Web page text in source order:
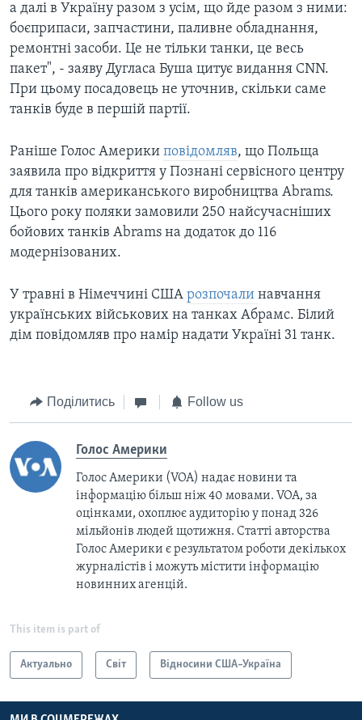
а далі в Україну разом з усім, що йде разом з ними:
боєприпаси, запчастини, паливне обладнання,
ремонтні засоби. Це не тільки танки, це весь
пакет", - заяву Дугласа Буша цитує видання CNN.
При цьому посадовець не уточнив, скільки саме
танків буде в першій партії.
Раніше Голос Америки повідомляв, що Польща
заявила про відкриття у Познані сервісного центру
для танків американського виробництва Abrams.
Цього року поляки замовили 250 найсучасніших
бойових танків Abrams на додаток до 116
модернізованих.
У травні в Німеччині США розпочали навчання
українських військових на танках Абрамс. Білий
дім повідомляв про намір надати Україні 31 танк.
Поділитись Follow us
Голос Америки
Голос Америки (VOA) надає новини та
інформацію більш ніж 40 мовами. VOA, за
оцінками, охоплює аудиторію у понад 326
мільйонів людей щотижня. Статті авторства
Голос Америки є результатом роботи декількох
журналістів і можуть містити інформацію
новинних агенцій.
This item is part of
Актуально Світ Відносини США–Україна